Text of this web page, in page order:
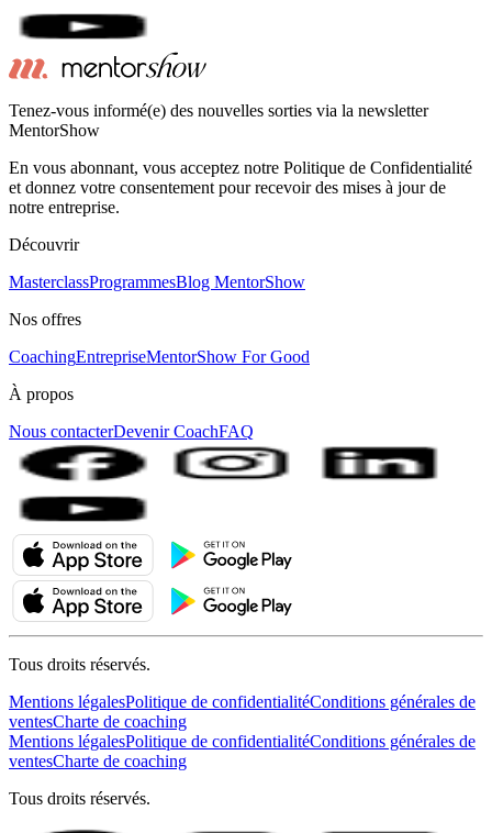
Tenez-vous informé(e) des nouvelles sorties via la newsletter
MentorShow
En vous abonnant, vous acceptez notre Politique de Confidentialité
et donnez votre consentement pour recevoir des mises à jour de
notre entreprise.
Découvrir
MasterclassProgrammesBlog MentorShow
Nos offres
CoachingEntrepriseMentorShow For Good
À propos
Nous contacterDevenir CoachFAQ
Tous droits réservés.
Mentions légalesPolitique de confidentialitéConditions générales de
ventesCharte de coaching
Mentions légalesPolitique de confidentialitéConditions générales de
ventesCharte de coaching
Tous droits réservés.